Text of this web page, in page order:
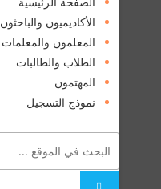
الأكاديميون والباحثون
المعلمون والمعلمات
الطلاب والطالبات
المهتمون
نموذج التسجيل